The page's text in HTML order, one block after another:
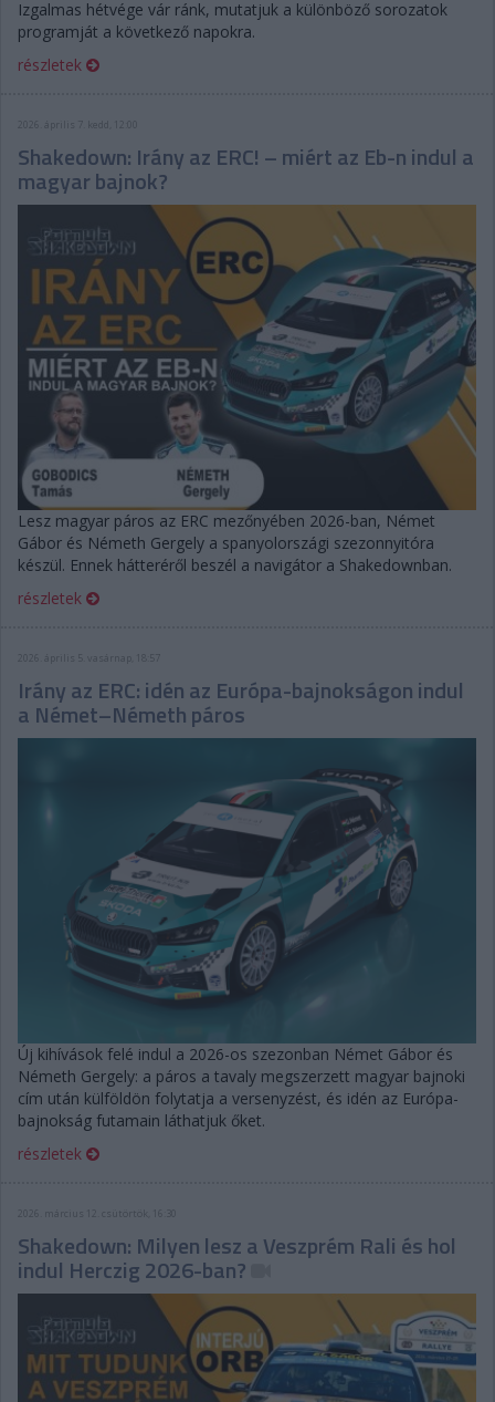
Izgalmas hétvége vár ránk, mutatjuk a különböző sorozatok
programját a következő napokra.
részletek
2026. április 7. kedd, 12:00
Shakedown: Irány az ERC! – miért az Eb-n indul a
magyar bajnok?
Lesz magyar páros az ERC mezőnyében 2026-ban, Német
Gábor és Németh Gergely a spanyolországi szezonnyitóra
készül. Ennek hátteréről beszél a navigátor a Shakedownban.
részletek
2026. április 5. vasárnap, 18:57
Irány az ERC: idén az Európa-bajnokságon indul
a Német–Németh páros
Új kihívások felé indul a 2026-os szezonban Német Gábor és
Németh Gergely: a páros a tavaly megszerzett magyar bajnoki
cím után külföldön folytatja a versenyzést, és idén az Európa-
bajnokság futamain láthatjuk őket.
részletek
2026. március 12. csütörtök, 16:30
Shakedown: Milyen lesz a Veszprém Rali és hol
indul Herczig 2026-ban?